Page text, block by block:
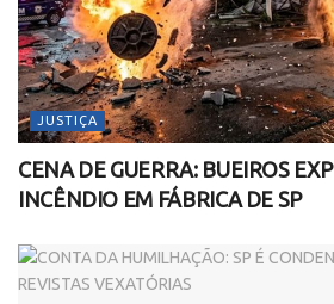
JUSTIÇA
CENA DE GUERRA: BUEIROS
INCÊNDIO EM FÁBRICA DE SP